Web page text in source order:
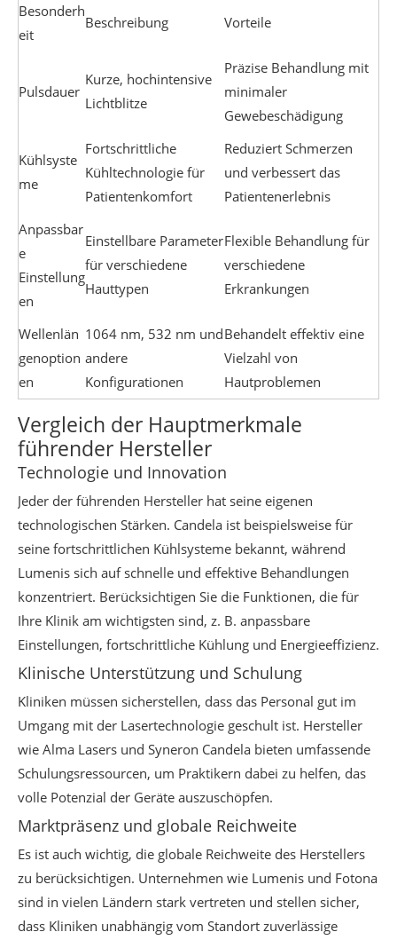
Besonderh
eit
Beschreibung Vorteile
Pulsdauer
Kurze, hochintensive
Lichtblitze
Präzise Behandlung mit
minimaler
Gewebeschädigung
Kühlsyste
me
Fortschrittliche
Kühltechnologie für
Patientenkomfort
Reduziert Schmerzen
und verbessert das
Patientenerlebnis
Anpassbar
e
Einstellung
en
Einstellbare Parameter
für verschiedene
Hauttypen
Flexible Behandlung für
verschiedene
Erkrankungen
Wellenlän
genoption
en
1064 nm, 532 nm und
andere
Konfigurationen
Behandelt effektiv eine
Vielzahl von
Hautproblemen
Vergleich der Hauptmerkmale
führender Hersteller
Technologie und Innovation
Jeder der führenden Hersteller hat seine eigenen
technologischen Stärken. Candela ist beispielsweise für
seine fortschrittlichen Kühlsysteme bekannt, während
Lumenis sich auf schnelle und effektive Behandlungen
konzentriert. Berücksichtigen Sie die Funktionen, die für
Ihre Klinik am wichtigsten sind, z. B. anpassbare
Einstellungen, fortschrittliche Kühlung und Energieeffizienz.
Klinische Unterstützung und Schulung
Kliniken müssen sicherstellen, dass das Personal gut im
Umgang mit der Lasertechnologie geschult ist. Hersteller
wie Alma Lasers und Syneron Candela bieten umfassende
Schulungsressourcen, um Praktikern dabei zu helfen, das
volle Potenzial der Geräte auszuschöpfen.
Marktpräsenz und globale Reichweite
Es ist auch wichtig, die globale Reichweite des Herstellers
zu berücksichtigen. Unternehmen wie Lumenis und Fotona
sind in vielen Ländern stark vertreten und stellen sicher,
dass Kliniken unabhängig vom Standort zuverlässige